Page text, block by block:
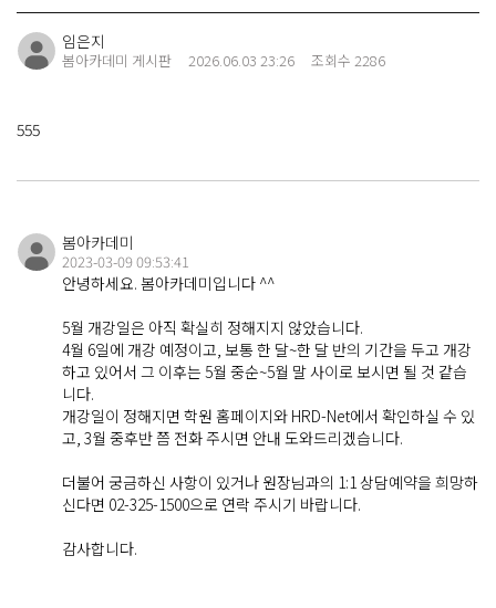
Class
About
Contact
Q&A 문의 게시판
임은지
봄아카데미 게시판 2026.06.03 23:26 조회수 2286
555
봄아카데미
2023-03-09 09:53:41
안녕하세요. 봄아카데미입니다 ^^
5월 개강일은 아직 확실히 정해지지 않았습니다.
4월 6일에 개강 예정이고, 보통 한 달~한 달 반의 기간을 두고 개강
하고 있어서 그 이후는 5월 중순~5월 말 사이로 보시면 될 것 같습
니다.
개강일이 정해지면 학원 홈페이지와 HRD-Net에서 확인하실 수 있
고, 3월 중후반 쯤 전화 주시면 안내 도와드리겠습니다.
더불어 궁금하신 사항이 있거나 원장님과의 1:1 상담예약을 희망하
신다면 02-325-1500으로 연락 주시기 바랍니다.
감사합니다.